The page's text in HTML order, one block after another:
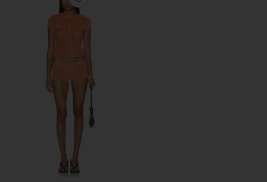
Favorite X Emma Rose Tillee Short Set